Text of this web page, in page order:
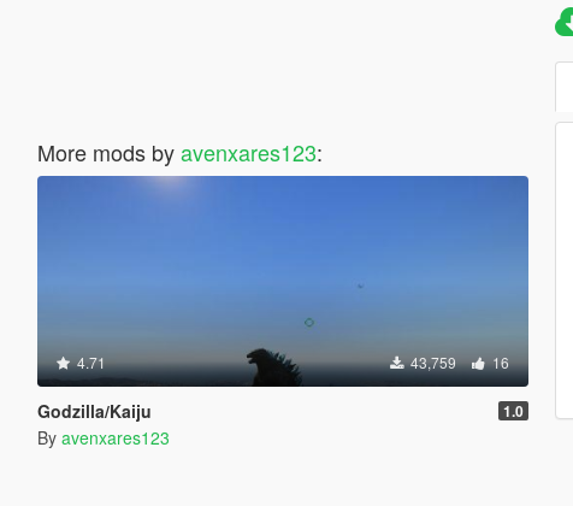
More mods byavenxares123:
4.71 43,759 16
Godzilla/Kaiju 1.0
By avenxares123